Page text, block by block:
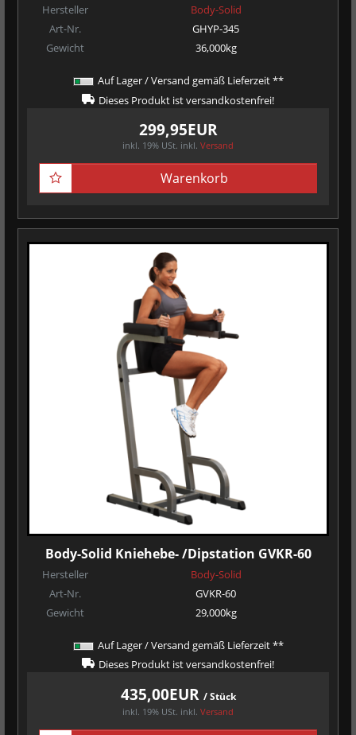
Hersteller
Body-Solid
Art-Nr.
GHYP-345
Gewicht
36,000kg
Auf Lager / Versand gemäß Lieferzeit **
Dieses Produkt ist versandkostenfrei!
299,95EUR
inkl. 19% USt. inkl. Versand
Warenkorb
Body-Solid Kniehebe- /Dipstation GVKR-60
Hersteller
Body-Solid
Art-Nr.
GVKR-60
Gewicht
29,000kg
Auf Lager / Versand gemäß Lieferzeit **
Dieses Produkt ist versandkostenfrei!
435,00EUR / Stück
inkl. 19% USt. inkl. Versand